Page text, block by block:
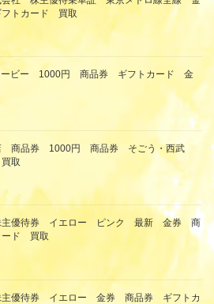
トカード 買取
ビー 1000円 商品券 ギフトカード 金
商品券 1000円 商品券 そごう・西武
取
優待券 イエロー ピンク 最新 金券 商
ド 買取
優待券 イエロー 金券 商品券 ギフトカ